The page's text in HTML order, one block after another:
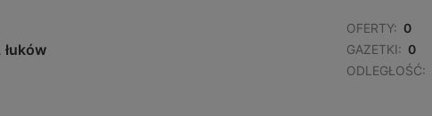
OFERTY: 0
GAZETKI: 0
ODLEGŁOŚĆ: